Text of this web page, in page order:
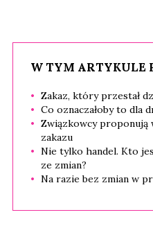
W TYM ARTYKULE
Zakaz, który przestał
Co oznaczałoby to dla
Związkowcy proponują
zakazu
Nie tylko handel. Kto
ze zmian?
Na razie bez zmian w